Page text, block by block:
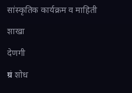
सांस्कृतिक कार्यक्रम व माहिती
शाखा
देणगी
ग्रंथ शोध